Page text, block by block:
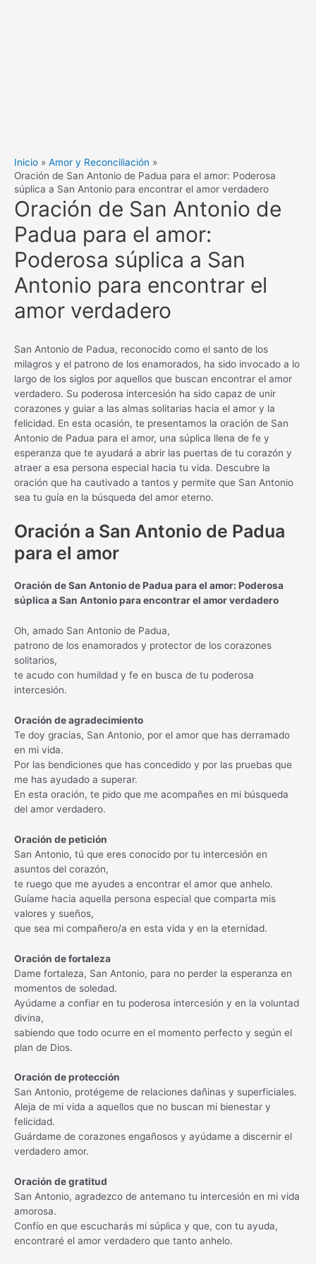
Inicio
Amor y Reconciliación
Oración de San Antonio de Padua para el amor: Poderosa
súplica a San Antonio para encontrar el amor verdadero
Oración de San Antonio de
Padua para el amor:
Poderosa súplica a San
Antonio para encontrar el
amor verdadero
San Antonio de Padua, reconocido como el santo de los
milagros y el patrono de los enamorados, ha sido invocado a lo
largo de los siglos por aquellos que buscan encontrar el amor
verdadero. Su poderosa intercesión ha sido capaz de unir
corazones y guiar a las almas solitarias hacia el amor y la
felicidad. En esta ocasión, te presentamos la oración de San
Antonio de Padua para el amor, una súplica llena de fe y
esperanza que te ayudará a abrir las puertas de tu corazón y
atraer a esa persona especial hacia tu vida. Descubre la
oración que ha cautivado a tantos y permite que San Antonio
sea tu guía en la búsqueda del amor eterno.
Oración a San Antonio de Padua
para el amor
Oración de San Antonio de Padua para el amor: Poderosa
súplica a San Antonio para encontrar el amor verdadero
Oh, amado San Antonio de Padua,
patrono de los enamorados y protector de los corazones
solitarios,
te acudo con humildad y fe en busca de tu poderosa
intercesión.
Oración de agradecimiento
Te doy gracias, San Antonio, por el amor que has derramado
en mi vida.
Por las bendiciones que has concedido y por las pruebas que
me has ayudado a superar.
En esta oración, te pido que me acompañes en mi búsqueda
del amor verdadero.
Oración de petición
San Antonio, tú que eres conocido por tu intercesión en
asuntos del corazón,
te ruego que me ayudes a encontrar el amor que anhelo.
Guíame hacia aquella persona especial que comparta mis
valores y sueños,
que sea mi compañero/a en esta vida y en la eternidad.
Oración de fortaleza
Dame fortaleza, San Antonio, para no perder la esperanza en
momentos de soledad.
Ayúdame a confiar en tu poderosa intercesión y en la voluntad
divina,
sabiendo que todo ocurre en el momento perfecto y según el
plan de Dios.
Oración de protección
San Antonio, protégeme de relaciones dañinas y superficiales.
Aleja de mi vida a aquellos que no buscan mi bienestar y
felicidad.
Guárdame de corazones engañosos y ayúdame a discernir el
verdadero amor.
Oración de gratitud
San Antonio, agradezco de antemano tu intercesión en mi vida
amorosa.
Confío en que escucharás mi súplica y que, con tu ayuda,
encontraré el amor verdadero que tanto anhelo.